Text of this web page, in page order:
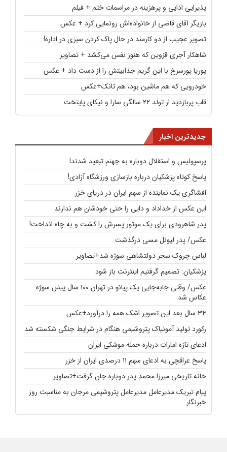
پذیرایی ادایی و پرهزینه در مراسمات ختم + فیلم
بازیگر آقای قاضی از خانواده‌اش رونمایی کرد + عکس
تصویر عجیب از دو کارمند در حال پاک کردن سبزی در اداره!
شاهکار آجری قزوین که هنوز نفس می‌کشد + تصاویر
پوریا پورسرخ با این گریم جذابیتش را از دست داد + عکس
خودرویی که هم ماشین بود، هم تانک+عکس
قاب پربازدید از تولد ۲۲ سالگی سارا و نیکای پایتخت
جدیدترین اخبار
پرسپولیس و استقلال دوباره به جهنم تبعید شدند!
پاسخ کوتاه پزشکیان درباره بازسازی ورزشگاه آزادی!
افشاگری یک نماینده از سهم ایران در دریای خزر
این عکس از خداداد و دایی را حتی خودشان هم ندارند
پدر شاهرودی برای یک موتور پسرش را کشت و به چاه انداخت!
عکس/ پدر لیونل مسی درگذشت
لباسِ چروک سحر دولتشاهی سوژه شد+تصاویر
پزشکیان: تصمیم گرفتیم اینترنت باز شود
عکس/ وقتی جابه‌جایی یک پیانو در تهران ۱۰۰ سال پیش سوژه
عکاس شد
۳۴ سال بعد این تصویر اشک همه را درآورد+عکس
رکورد تولید آمونیاک پتروشیمی هنگام در شرایط جنگی شکسته شد
ادعای تازه امارات درباره حمله موشکی ایران
پاسخ عراقچی به ادعای سهم ۱۱ درصدی ایران از خزر
خانه تاریخی میرزا محمدِ پدر دوباره جان گرفت+تصاویر
پیام تبریک مدیرعامل مدیرعامل پتروشیمی مرجان به مناسبت روز
خبرنگار